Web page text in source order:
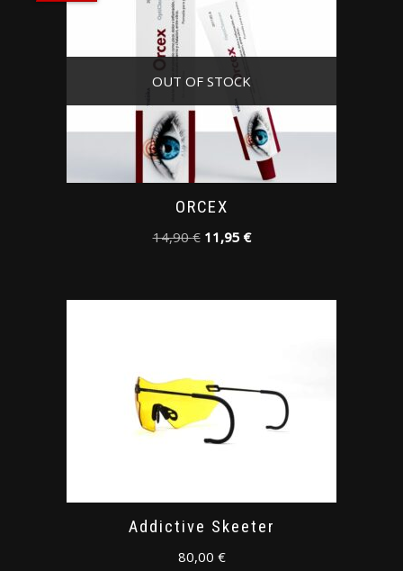
OUT OF STOCK
ORCEX
14,90€ 11,95 €
Addictive Skeeter
80,00 €